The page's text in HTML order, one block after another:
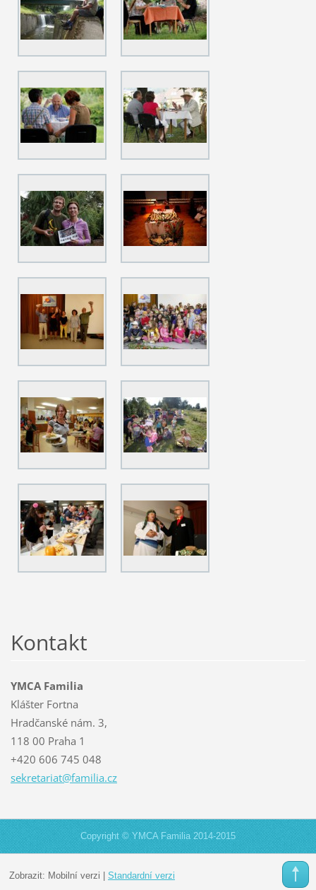
Kontakt
YMCA Familia
Klášter Fortna
Hradčanské nám. 3,
118 00 Praha 1
+420 606 745 048
sekretariat@familia.cz
Copyright © YMCA Familia 2014-2015
Zobrazit: Mobilní verzi | Standardní verzi